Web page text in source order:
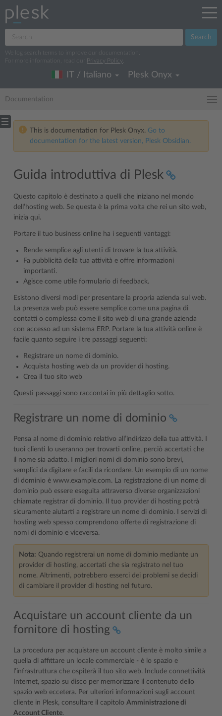
Search
We log search terms to improve our documentation.
For more information, read our
Privacy Policy
IT / Italiano Plesk Onyx
Documentation
This is documentation for Plesk Onyx. Go to
documentation for the latest version, Plesk Obsidian.
Guida introduttiva di Plesk
Questo capitolo è destinato a quelli che iniziano nel mondo
dell’hosting web. Se questa è la prima volta che rei un sito web,
inizia qui.
Portare il tuo business online ha i seguenti vantaggi:
Rende semplice agli utenti di trovare la tua attività.
Fa pubblicità della tua attività e offre informazioni
importanti.
Agisce come utile formulario di feedback.
Esistono diversi modi per presentare la propria azienda sul web.
La presenza web può essere semplice come una pagina di
contatti o complessa come il sito web di una grande azienda
con accesso ad un sistema ERP. Portare la tua attività online è
facile quanto seguire i tre passaggi seguenti:
Registrare un nome di dominio.
Acquista hosting web da un provider di hosting.
Crea il tuo sito web
Questi passaggi sono raccontai in più dettaglio sotto.
Registrare un nome di dominio
Pensa al nome di dominio relativo all’indirizzo della tua attività. I
tuoi clienti lo useranno per trovarti online, perciò accertati che
il nome sia adatto. I migliori nomi di dominio sono brevi,
semplici da digitare e facili da ricordare. Un esempio di un nome
di dominio è www.example.com. La registrazione di un nome di
dominio può essere eseguita attraverso diverse organizzazioni
chiamate registrar di dominio. Il tuo provider di hosting potrà
sicuramente aiutarti a registrare un nome di dominio. I servizi di
hosting web spesso comprendono offerte di registrazione di
nomi di dominio e viceversa.
Nota: Quando registrerai un nome di dominio mediante un
provider di hosting, accertati che sia registrato nel tuo
nome. Altrimenti, potrebbero esserci dei problemi se decidi
di cambiare il provider di hosting nel futuro.
Acquistare un account cliente da un
fornitore di hosting
La procedura per acquistare un account cliente è molto simile a
quella di affittare un locale commerciale - è lo spazio e
l’infrastruttura che ospiterà il tuo sito web. Include connettività
Internet, spazio su disco per memorizzare il contenuto dello
spazio web eccetera. Per ulteriori informazioni sugli account
cliente in Plesk, consultare il capitolo Amministrazione di
Account Cliente.